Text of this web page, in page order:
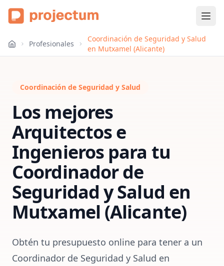
Profesionales
Coordinación de Seguridad y Salud
en Mutxamel (Alicante)
Coordinación de Seguridad y Salud
Los mejores
Arquitectos e
Ingenieros para tu
Coordinador de
Seguridad y Salud en
Mutxamel (Alicante)
Obtén tu presupuesto online para tener a un
Coordinador de Seguridad y Salud en